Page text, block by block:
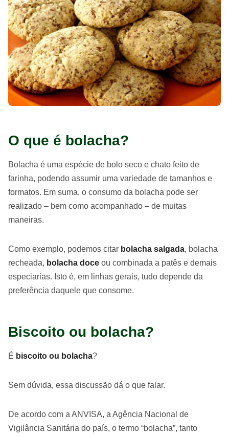
O que é bolacha?
Bolacha é uma espécie de bolo seco e chato feito de
farinha, podendo assumir uma variedade de tamanhos e
formatos. Em suma, o consumo da bolacha pode ser
realizado – bem como acompanhado – de muitas
maneiras.
Como exemplo, podemos citar bolacha salgada, bolacha
recheada, bolacha doce ou combinada a patês e demais
especiarias. Isto é, em linhas gerais, tudo depende da
preferência daquele que consome.
Biscoito ou bolacha?
É biscoito ou bolacha?
Sem dúvida, essa discussão dá o que falar.
De acordo com a ANVISA, a Agência Nacional de
Vigilância Sanitária do país, o termo “bolacha”, tanto